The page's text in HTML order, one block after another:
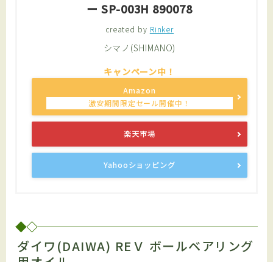
ー SP-003H 890078
created by Rinker
シマノ(SHIMANO)
Amazon
楽天市場
Yahooショッピング
ダイワ(DAIWA) REＶ ボールベアリング